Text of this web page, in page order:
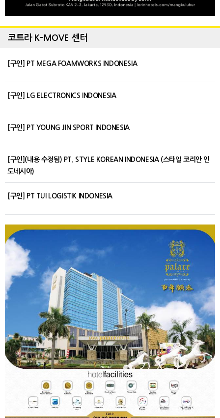
코트라 K-MOVE 센터
[구인] PT MEGA FOAMWORKS INDONESIA
[구인] LG ELECTRONICS INDONESIA
[구인] PT YOUNG JIN SPORT INDONESIA
[구인](내용 수정됨) PT. STYLE KOREAN INDONESIA (스타일 코리안 인
도네시아)
[구인] PT TUI LOGISTIK INDONESIA